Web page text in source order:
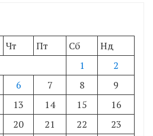
Чт Пт Сб
Нд
1
2
6 7 8
9
13 14 15
16
20 21 22
23